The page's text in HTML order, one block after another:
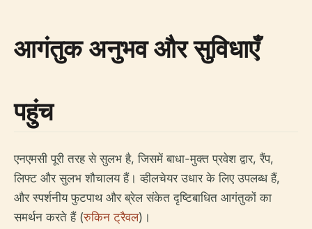
आगंतुक अनुभव और सुविधाएँ
पहुंच
एनएमसी पूरी तरह से सुलभ है, जिसमें बाधा-मुक्त प्रवेश द्वार, रैंप,
लिफ्ट और सुलभ शौचालय हैं। व्हीलचेयर उधार के लिए उपलब्ध हैं,
और स्पर्शनीय फुटपाथ और ब्रेल संकेत दृष्टिबाधित आगंतुकों का
समर्थन करते हैं (रुकिन ट्रैवल)।